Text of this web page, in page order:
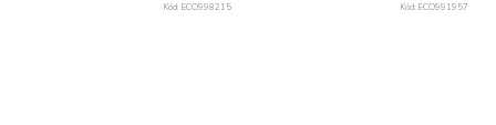
Kód: ECO998215 Kód: ECO991957